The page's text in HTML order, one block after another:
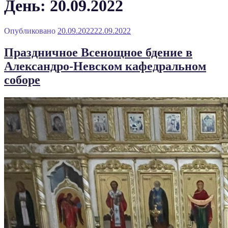
День: 20.09.2022
Опубликовано 20.09.202222.09.2022
Праздничное Всенощное бдение в
Александро-Невском кафедральном
соборе